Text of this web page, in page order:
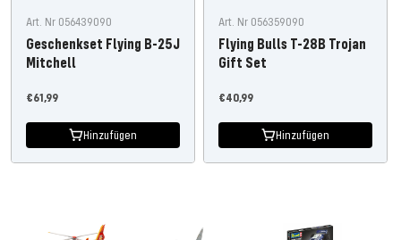
Art. Nr 056439090
Geschenkset Flying B-25J
Mitchell
Angebotspreis
€61,99
Hinzufügen
Art. Nr 056359090
Flying Bulls T-28B Trojan
Gift Set
Angebotspreis
€40,99
Hinzufügen